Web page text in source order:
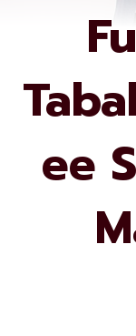
ee